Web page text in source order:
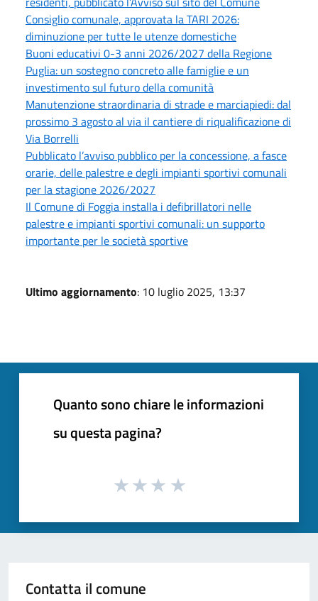
Consiglio comunale, approvata la TARI 2026:
diminuzione per tutte le utenze domestiche
Buoni educativi 0-3 anni 2026/2027 della Regione
Puglia: un sostegno concreto alle famiglie e un
investimento sul futuro della comunità
Manutenzione straordinaria di strade e marciapiedi: dal
prossimo 3 agosto al via il cantiere di riqualificazione di
Via Borrelli
Pubblicato l’avviso pubblico per la concessione, a fasce
orarie, delle palestre e degli impianti sportivi comunali
per la stagione 2026/2027
Il Comune di Foggia installa i defibrillatori nelle
palestre e impianti sportivi comunali: un supporto
importante per le società sportive
Ultimo aggiornamento: 10 luglio 2025, 13:37
Quanto sono chiare le informazioni
su questa pagina?
Contatta il comune